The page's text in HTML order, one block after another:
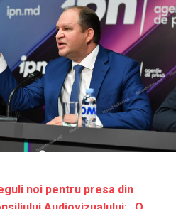
noi pentru presa din